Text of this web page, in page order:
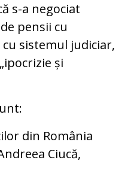
s-a negociat
pensii cu
sistemul judiciar,
și
din România
Ciucă,